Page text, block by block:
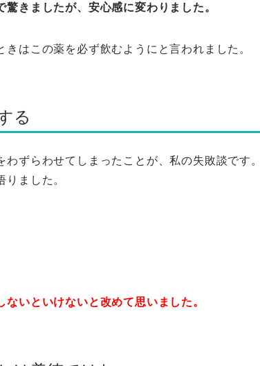
きましたが、安心感に変わりました。
はこの薬を必ず飲むようにと言われました。
る
ずらわせてしまったことが、私の失敗談です。
ました。
いといけないと改めて思いました。